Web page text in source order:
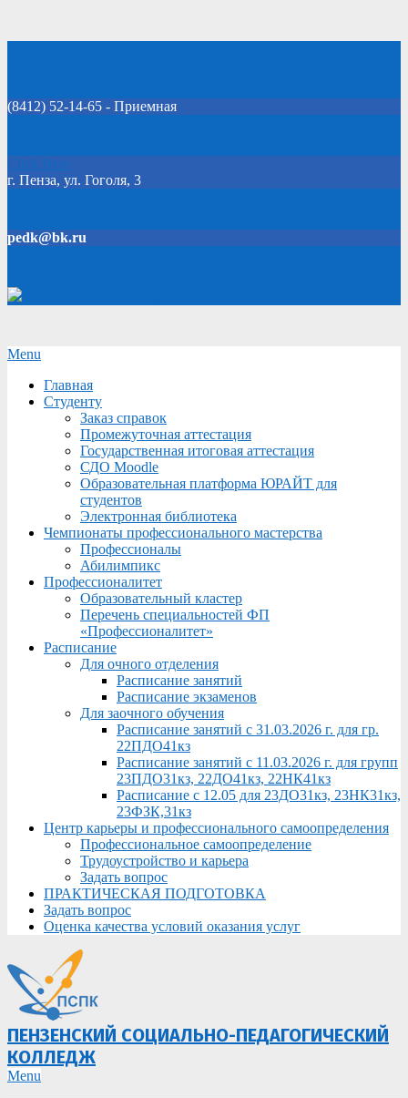
(8412) 52-14-65 - Приемная
Click Here
г. Пенза, ул. Гоголя, 3
pedk@bk.ru
Secondary
Menu
Menu
Главная
Студенту
Заказ справок
Промежуточная аттестация
Государственная итоговая аттестация
СДО Moodle
Образовательная платформа ЮРАЙТ для
студентов
Электронная библиотека
Чемпионаты профессионального мастерства
Профессионалы
Абилимпикс
Профессионалитет
Образовательный кластер
Перечень специальностей ФП
«Профессионалитет»
Расписание
Для очного отделения
Расписание занятий
Расписание экзаменов
Для заочного обучения
Расписание занятий с 31.03.2026 г. для гр.
22ПДО41кз
Расписание занятий с 11.03.2026 г. для групп
23ПДО31кз, 22ДО41кз, 22НК41кз
Расписание с 12.05 для 23ДО31кз, 23НК31кз,
23ФЗК,31кз
Центр карьеры и профессионального самоопределения
Профессиональное самоопределение
Трудоустройство и карьера
Задать вопрос
ПРАКТИЧЕСКАЯ ПОДГОТОВКА
Задать вопрос
Оценка качества условий оказания услуг
ПЕНЗЕНСКИЙ СОЦИАЛЬНО-ПЕДАГОГИЧЕСКИЙ
КОЛЛЕДЖ
Primary
Menu